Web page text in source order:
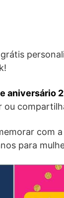
aniversário
com
para